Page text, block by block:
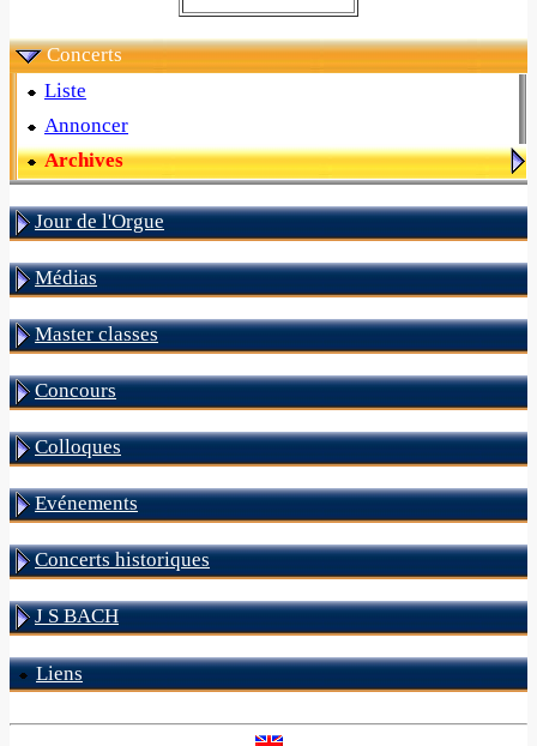
Concerts
Liste
Annoncer
Archives
Jour de l'Orgue
Médias
Master classes
Concours
Colloques
Evénements
Concerts historiques
J S BACH
Liens